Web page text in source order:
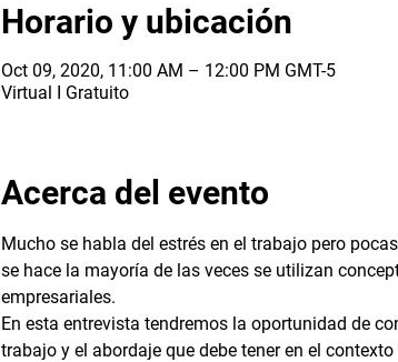
Horario y ubicación
Oct 09, 2020, 11:00 AM – 12:00 PM GMT-5
Virtual I Gratuito
Acerca del evento
Mucho se habla del estrés en el trabajo pero
se hace la mayoría de las veces se utilizan
empresariales.
En esta entrevista tendremos la oportunidad de
trabajo y el abordaje que debe tener en el